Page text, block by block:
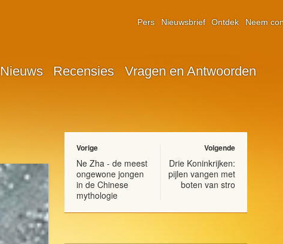
Nieuws Recensies Vragen en Antwoorden
Pers Nieuwsbrief Ontdek Neem
Vorige
Ne Zha - de meest
ongewone jongen
in de Chinese
mythologie
Volgende
Drie Koninkrijken:
pijlen vangen met
boten van stro